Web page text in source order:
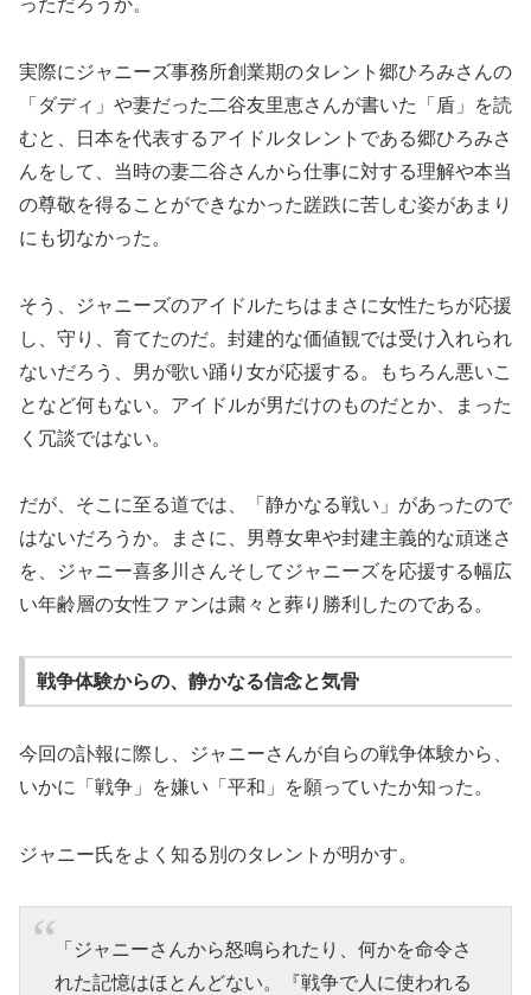
っただろうか。
実際にジャニーズ事務所創業期のタレント郷ひろみさんの
「ダディ」や妻だった二谷友里恵さんが書いた「盾」を読
むと、日本を代表するアイドルタレントである郷ひろみさ
んをして、当時の妻二谷さんから仕事に対する理解や本当
の尊敬を得ることができなかった蹉跌に苦しむ姿があまり
にも切なかった。
そう、ジャニーズのアイドルたちはまさに女性たちが応援
し、守り、育てたのだ。封建的な価値観では受け入れられ
ないだろう、男が歌い踊り女が応援する。もちろん悪いこ
となど何もない。アイドルが男だけのものだとか、まった
く冗談ではない。
だが、そこに至る道では、「静かなる戦い」があったので
はないだろうか。まさに、男尊女卑や封建主義的な頑迷さ
を、ジャニー喜多川さんそしてジャニーズを応援する幅広
い年齢層の女性ファンは粛々と葬り勝利したのである。
戦争体験からの、静かなる信念と気骨
今回の訃報に際し、ジャニーさんが自らの戦争体験から、
いかに「戦争」を嫌い「平和」を願っていたか知った。
ジャニー氏をよく知る別のタレントが明かす。
「ジャニーさんから怒鳴られたり、何かを命令さ
れた記憶はほとんどない。『戦争で人に使われる